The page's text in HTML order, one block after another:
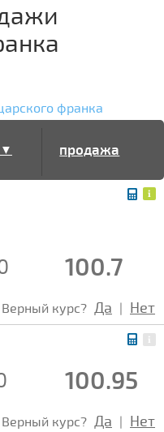
франка
▼ продажа
100.7
Верный курс? Да | Нет
100.95
Верный курс? Да | Нет